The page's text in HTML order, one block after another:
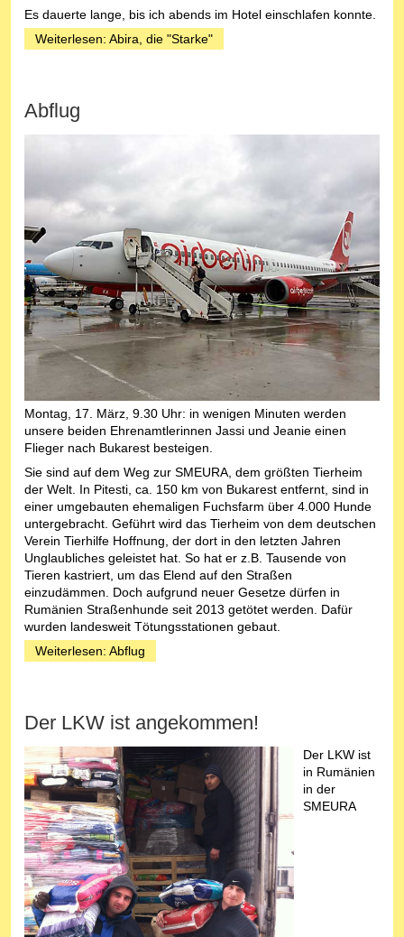
Es dauerte lange, bis ich abends im Hotel einschlafen konnte.
Weiterlesen: Abira, die "Starke"
Abflug
Montag, 17. März, 9.30 Uhr: in wenigen Minuten werden
unsere beiden Ehrenamtlerinnen Jassi und Jeanie einen
Flieger nach Bukarest besteigen.
Sie sind auf dem Weg zur SMEURA, dem größten Tierheim
der Welt. In Pitesti, ca. 150 km von Bukarest entfernt, sind in
einer umgebauten ehemaligen Fuchsfarm über 4.000 Hunde
untergebracht. Geführt wird das Tierheim von dem deutschen
Verein Tierhilfe Hoffnung, der dort in den letzten Jahren
Unglaubliches geleistet hat. So hat er z.B. Tausende von
Tieren kastriert, um das Elend auf den Straßen
einzudämmen. Doch aufgrund neuer Gesetze dürfen in
Rumänien Straßenhunde seit 2013 getötet werden. Dafür
wurden landesweit Tötungsstationen gebaut.
Weiterlesen: Abflug
Der LKW ist angekommen!
Der LKW ist
in Rumänien
in der
SMEURA